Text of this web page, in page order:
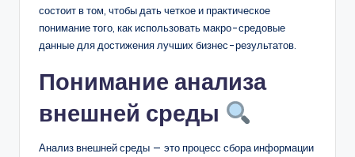
состоит в том, чтобы дать четкое и практическое
понимание того, как использовать макро-средовые
данные для достижения лучших бизнес-результатов.
Понимание анализа
внешней среды
Анализ внешней среды — это процесс сбора информации